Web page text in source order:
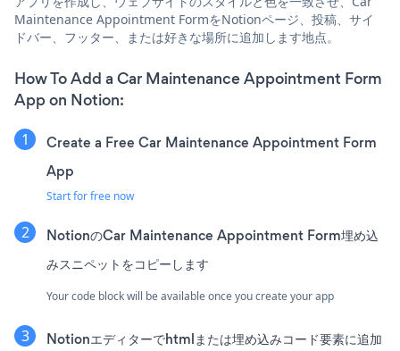
Maintenance Appointment FormをNotionページ、投稿、サイ
ドバー、フッター、または好きな場所に追加します地点。
How To Add a Car Maintenance Appointment Form
App on Notion:
Create a Free Car Maintenance Appointment Form
App
Start for free now
NotionのCar Maintenance Appointment Form埋め込
みスニペットをコピーします
Your code block will be available once you create your app
Notionエディターでhtmlまたは埋め込みコード要素に追加